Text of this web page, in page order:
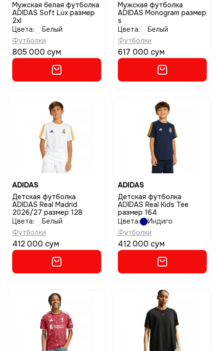
Мужская белая футболка
ADIDAS Soft Lux размер
2xl
Цвета:
Белый
Футболки
805 000 сум
Мужская футболка
ADIDAS Monogram размер
s
Цвета:
Белый
Футболки
617 000 сум
ADIDAS
Детская футболка
ADIDAS Real Madrid
2026/27 размер 128
Цвета:
Белый
Футболки
412 000 сум
ADIDAS
Детская футболка
ADIDAS Real Kids Tee
размер 164
Цвета:
Индиго
Футболки
412 000 сум